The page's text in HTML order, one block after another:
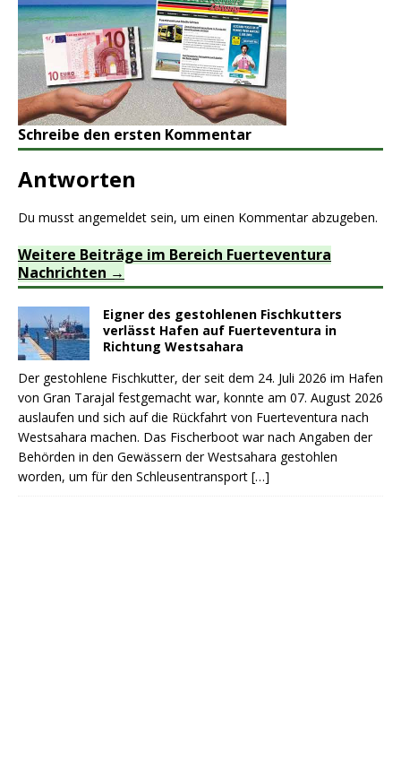
Schreibe den ersten Kommentar
Antworten
Du musst angemeldet sein, um einen Kommentar abzugeben.
Weitere Beiträge im Bereich Fuerteventura
Nachrichten
Eigner des gestohlenen Fischkutters
verlässt Hafen auf Fuerteventura in
Richtung Westsahara
Der gestohlene Fischkutter, der seit dem 24. Juli 2026 im Hafen
von Gran Tarajal festgemacht war, konnte am 07. August 2026
auslaufen und sich auf die Rückfahrt von Fuerteventura nach
Westsahara machen. Das Fischerboot war nach Angaben der
Behörden in den Gewässern der Westsahara gestohlen
worden, um für den Schleusentransport […]